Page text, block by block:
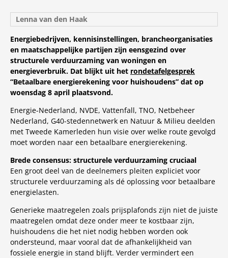
Lenna van den Haak
Energiebedrijven, kennisinstellingen, brancheorganisaties
en maatschappelijke partijen zijn eensgezind over
structurele verduurzaming van woningen en
energieverbruik. Dat blijkt uit het rondetafelgesprek
“Betaalbare energierekening voor huishoudens” dat op
woensdag 8 april plaatsvond.
Energie-Nederland, NVDE, Vattenfall, TNO, Netbeheer
Nederland, G40-stedennetwerk en Natuur & Milieu deelden
met Tweede Kamerleden hun visie over welke route gevolgd
moet worden naar een betaalbare energierekening.
Brede consensus: structurele verduurzaming cruciaal
Een groot deel van de deelnemers pleiten expliciet voor
structurele verduurzaming als dé oplossing voor betaalbare
energielasten.
Generieke maatregelen zoals prijsplafonds zijn niet de juiste
maatregelen omdat deze onder meer te kostbaar zijn,
huishoudens die het niet nodig hebben worden ook
ondersteund, maar vooral dat de afhankelijkheid van
fossiele energie in stand blijft. Verder vermindert een